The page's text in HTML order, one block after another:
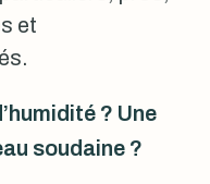
et
? Une
soudaine ?